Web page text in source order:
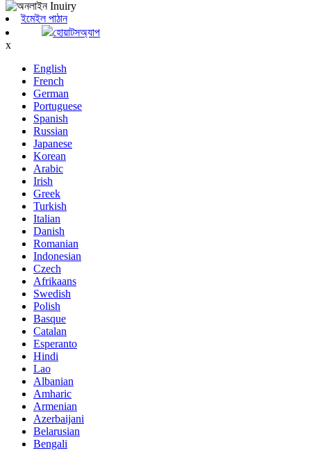
ইমেইল পাঠান
হোয়াটসঅ্যাপ
x
English
French
German
Portuguese
Spanish
Russian
Japanese
Korean
Arabic
Irish
Greek
Turkish
Italian
Danish
Romanian
Indonesian
Czech
Afrikaans
Swedish
Polish
Basque
Catalan
Esperanto
Hindi
Lao
Albanian
Amharic
Armenian
Azerbaijani
Belarusian
Bengali